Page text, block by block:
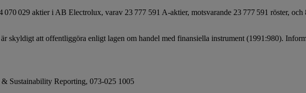
029 aktier i AB Electrolux, varav 23 777 591 A-aktier, motsvarande 23 777 591 röster,
skyldigt att offentliggöra enligt lagen om handel med finansiella instrument (1991:980).
Sustainability Reporting, 073-025 1005